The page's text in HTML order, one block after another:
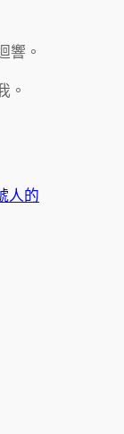
響。
。
人的